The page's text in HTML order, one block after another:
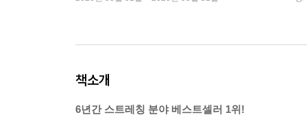
책소개
6년간 스트레칭 분야 베스트셀러 1위!